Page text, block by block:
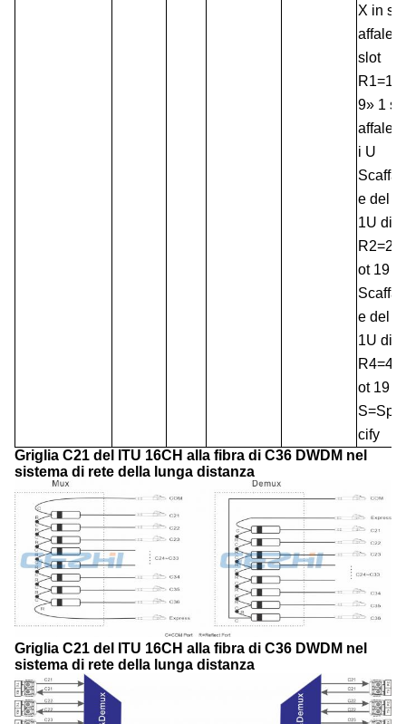
X in sc
affale 4
slot
R1=1
9» 1 sc
affale d
i U
Scaffal
e del ″
1U di
R2=2sl
ot 19
Scaffal
e del ″
1U di
R4=4sl
ot 19
S=Spe
cify
Griglia C21 del ITU 16CH alla fibra di C36 DWDM nel
sistema di rete della lunga distanza
Griglia C21 del ITU 16CH alla fibra di C36 DWDM nel
sistema di rete della lunga distanza